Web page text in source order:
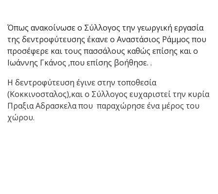
Όπως ανακοίνωσε ο Σύλλογος την γεωργική εργασία
της δεντροφύτευσης έκανε ο Αναστάσιος Ράμμος που
προσέφερε και τους πασσάλους καθώς επίσης και ο
Ιωάννης Γκάνος ,που επίσης βοήθησε. .
Η δεντροφύτευση έγινε στην τοποθεσία
(Κοκκινοσταλος),και ο Σύλλογος ευχαριστεί την κυρία
Πραξια Αδρασκελα που παραχώρησε ένα μέρος του
χώρου.